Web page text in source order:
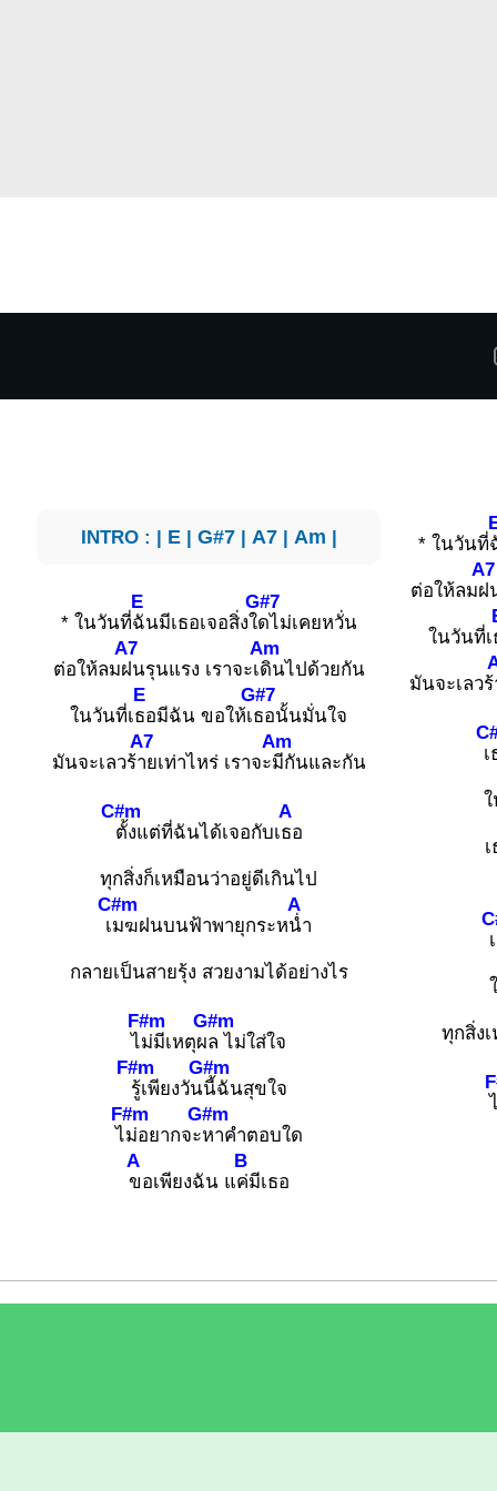
INTRO : | E| G#7| A7| Am |
* ในวันที่
E
ฉันมีเธอเจอสิ่งใ
G#7
ดไม่เคยหวั่น
ต่อให้ลม
A7
ฝนรุนแรง เราจะเ
Am
ดินไปด้วยกัน
ในวันที่เ
E
ธอมีฉัน ขอให้เ
G#7
ธอนั้นมั่นใจ
มันจะเลวร้
A7
ายเท่าไหร่ เราจะ
Am
มีกันและกัน
C#m
ตั้งแต่ที่ฉันได้เจอกับเ
A
ธอ
ทุกสิ่งก็เหมือนว่าอยู่ดีเกินไป
เ
C#m
มฆฝนบนฟ้าพายุกระห
A
น่ำ
กลายเป็นสายรุ้ง สวยงามได้อย่างไร
ไ
F#m
ม่มีเหตุผ
G#m
ล ไม่ใส่ใจ
F#m
รู้เพียงวัน
G#m
นี้ฉันสุขใจ
ไ
F#m
ม่อยากจะ
G#m
หาคำตอบใด
A
ขอเพียงฉัน แ
B
ค่มีเธอ
* ในวันที่
ต่อให้ลม
A7
ฝ
ในวันที่เ
มันจะเลวร้
เ
เ
ทุกสิ่ง
ไ